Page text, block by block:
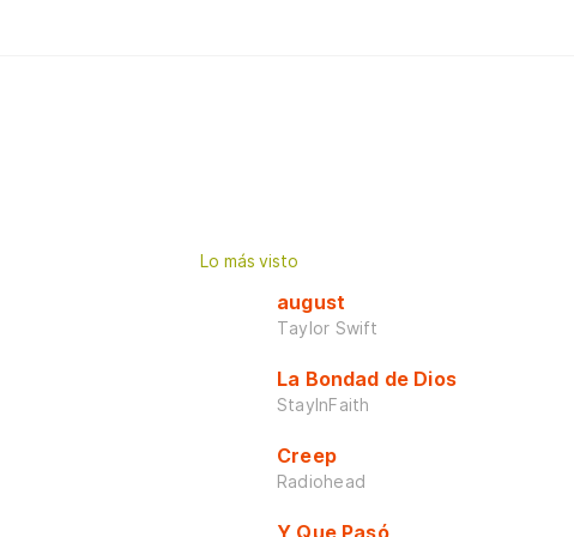
Lo más visto
august
Taylor Swift
La Bondad de Dios
StayInFaith
Creep
Radiohead